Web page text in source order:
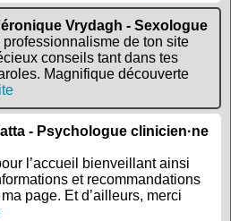
Vrydagh - Sexologue
de ton site
conseils tant dans tes
Magnifique découverte
- Psychologue clinicien·ne
l’accueil bienveillant ainsi
et recommandations
page. Et d’ailleurs, merci